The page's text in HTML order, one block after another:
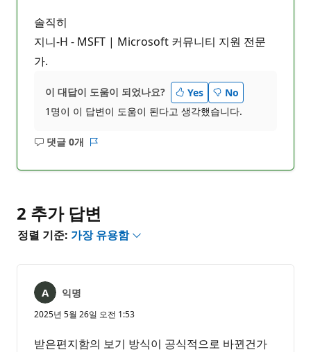
솔직히
지니-H - MSFT | Microsoft 커뮤니티 지원 전문
가.
이 대답이 도움이 되었나요? Yes
No
1명이 이 답변이 도움이 된다고 생각했습니다.
댓글 0개
설
2 추가 답변
정렬 기준: 가장 유용함
익명
2025년 5월 26일 오전 1:53
받은편지함의 보기 방식이 공식적으로 바뀐건가